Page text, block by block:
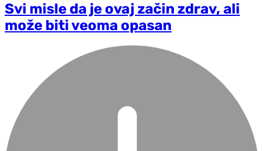
Svi misle da je ovaj začin zdrav, ali
može biti veoma opasan